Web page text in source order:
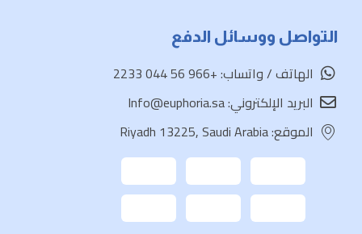
التواصل ووسائل الدفع
الهاتف / واتساب: +966 56 044 2233
البريد الإلكتروني: Info@euphoria.sa
الموقع: Riyadh 13225, Saudi Arabia